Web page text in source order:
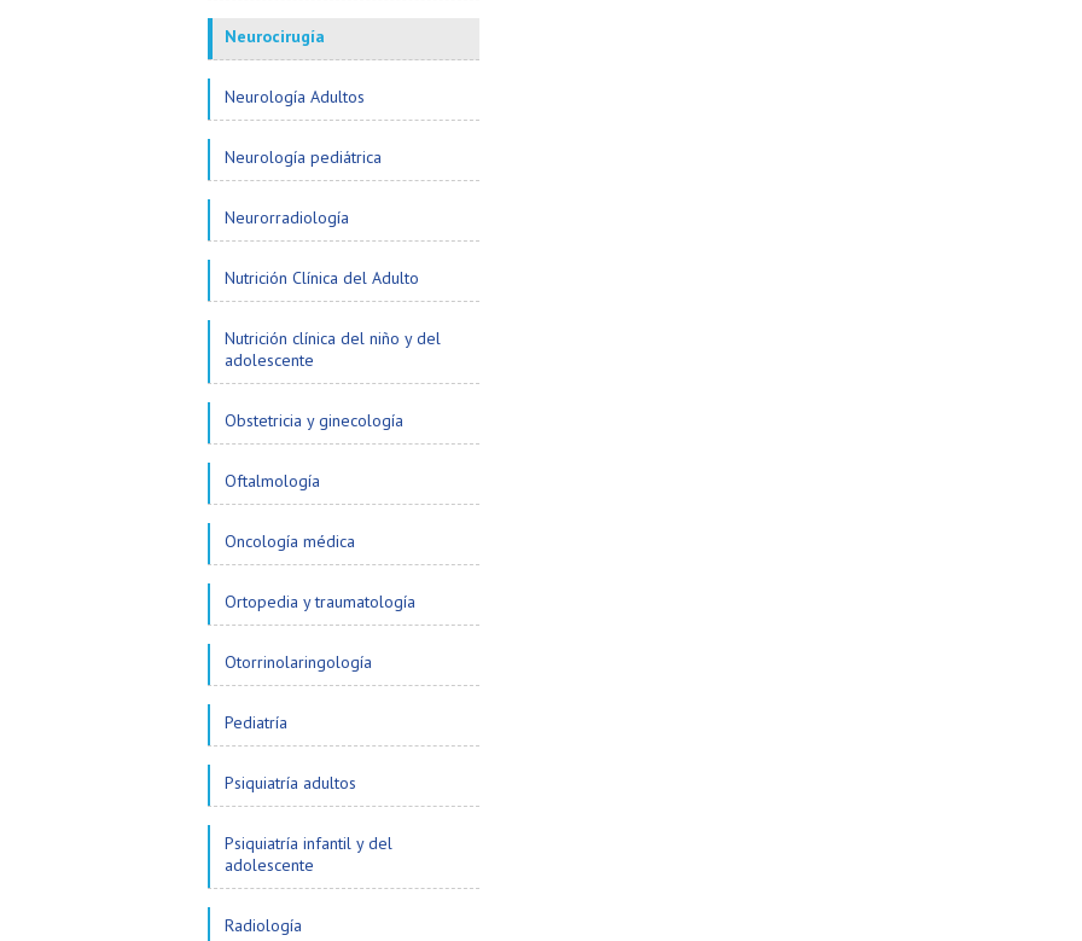
Neurocirugía
Neurología Adultos
Neurología pediátrica
Neurorradiología
Nutrición Clínica del Adulto
Nutrición clínica del niño y del
adolescente
Obstetricia y ginecología
Oftalmología
Oncología médica
Ortopedia y traumatología
Otorrinolaringología
Pediatría
Psiquiatría adultos
Psiquiatría infantil y del
adolescente
Radiología